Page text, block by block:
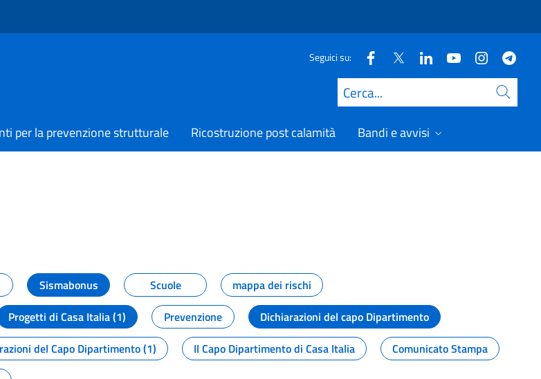
Seguici su:
Cerca
per la prevenzione strutturale Ricostruzione post calamità Bandi e avvisi
Sismabonus Scuole
mappa dei rischi
Progetti di Casa Italia (1) Prevenzione
Dichiarazioni del capo Dipartimento
del Capo Dipartimento (1) Il Capo Dipartimento di Casa Italia
Comunicato Stampa